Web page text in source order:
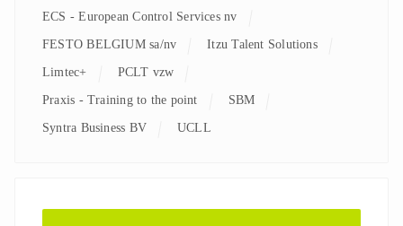
ECS - European Control Services nv
FESTO BELGIUM sa/nv Itzu Talent Solutions
Limtec+ PCLT vzw
Praxis - Training to the point SBM
Syntra Business BV UCLL